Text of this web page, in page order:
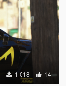
1 018 14